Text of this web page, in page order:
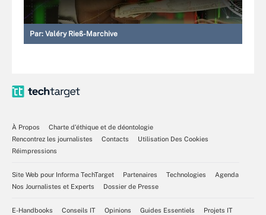
Par: Valéry Rieß-Marchive
À Propos
Charte d’éthique et de déontologie
Rencontrez les journalistes
Contacts
Utilisation Des Cookies
Réimpressions
Site Web pour Informa TechTarget Partenaires Technologies
Agenda
Nos Journalistes et Experts
Dossier de Presse
E-Handbooks Conseils IT Opinions Guides Essentiels Projets IT